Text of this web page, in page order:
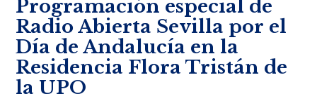
Programación especial de
Radio Abierta Sevilla por el
Día de Andalucía en la
Residencia Flora Tristán de
la UPO